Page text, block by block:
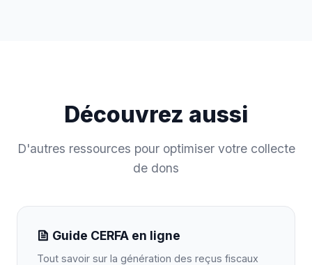
Découvrez aussi
D'autres ressources pour optimiser votre collecte
de dons
Guide CERFA en ligne
Tout savoir sur la génération des reçus fiscaux